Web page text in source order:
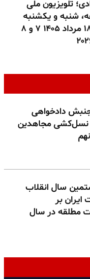
تلویزیون ملی
شنبه و یکشنبه
۱۶ ، ۱۷ و ۱۸ مرداد ۱۴۰۵ ۷ و ۸
دادخواهی
نسل‌کشی مجاهدین
سال انقلاب
بر
مطلقه در سال